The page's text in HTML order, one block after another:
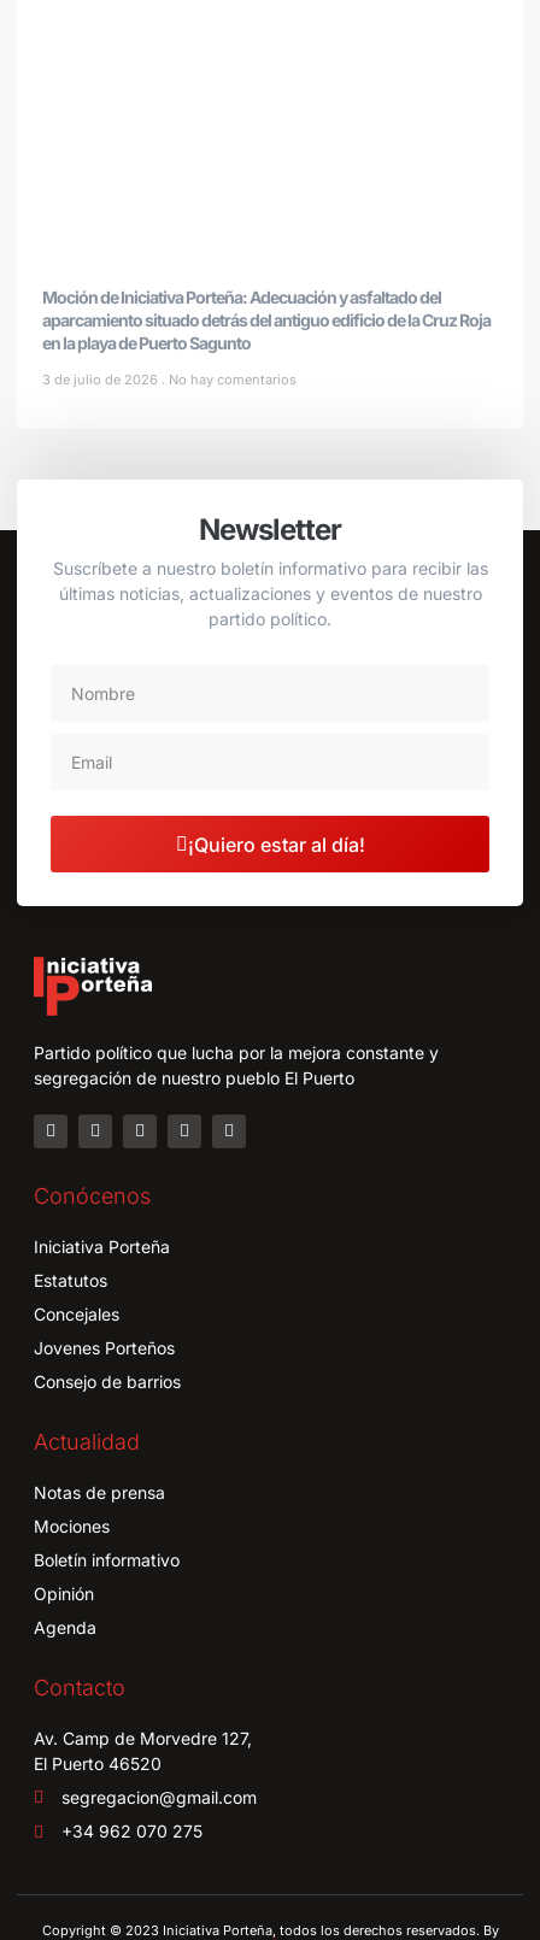
Moción de Iniciativa Porteña: Adecuación y asfaltado del
aparcamiento situado detrás del antiguo edificio de la Cruz Roja
en la playa de Puerto Sagunto
3 de julio de 2026 No hay comentarios
Newsletter
Suscríbete a nuestro boletín informativo para recibir las
últimas noticias, actualizaciones y eventos de nuestro
partido político.
¡Quiero estar al día!
Partido político que lucha por la mejora constante y
segregación de nuestro pueblo El Puerto
Conócenos
Iniciativa Porteña
Estatutos
Concejales
Jovenes Porteños
Consejo de barrios
Actualidad
Notas de prensa
Mociones
Boletín informativo
Opinión
Agenda
Contacto
Av. Camp de Morvedre 127,
El Puerto 46520
segregacion@gmail.com
+34 962 070 275
Copyright © 2023 Iniciativa Porteña, todos los derechos reservados. By